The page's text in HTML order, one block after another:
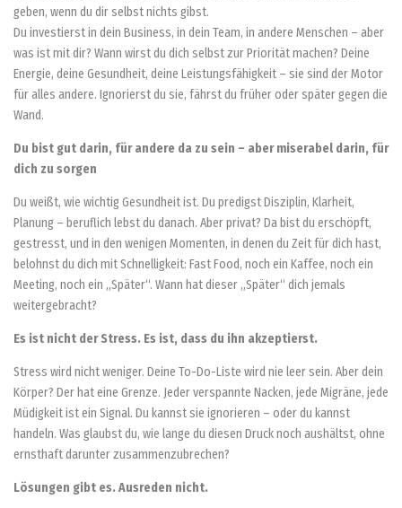
geben, wenn du dir selbst nichts gibst.
Du investierst in dein Business, in dein Team, in andere Menschen – aber
was ist mit dir? Wann wirst du dich selbst zur Priorität machen? Deine
Energie, deine Gesundheit, deine Leistungsfähigkeit – sie sind der Motor
für alles andere. Ignorierst du sie, fährst du früher oder später gegen die
Wand.
Du bist gut darin, für andere da zu sein – aber miserabel darin, für
dich zu sorgen
Du weißt, wie wichtig Gesundheit ist. Du predigst Disziplin, Klarheit,
Planung – beruflich lebst du danach. Aber privat? Da bist du erschöpft,
gestresst, und in den wenigen Momenten, in denen du Zeit für dich hast,
belohnst du dich mit Schnelligkeit: Fast Food, noch ein Kaffee, noch ein
Meeting, noch ein „Später“. Wann hat dieser „Später“ dich jemals
weitergebracht?
Es ist nicht der Stress. Es ist, dass du ihn akzeptierst.
Stress wird nicht weniger. Deine To-Do-Liste wird nie leer sein. Aber dein
Körper? Der hat eine Grenze. Jeder verspannte Nacken, jede Migräne, jede
Müdigkeit ist ein Signal. Du kannst sie ignorieren – oder du kannst
handeln. Was glaubst du, wie lange du diesen Druck noch aushältst, ohne
ernsthaft darunter zusammenzubrechen?
Lösungen gibt es. Ausreden nicht.